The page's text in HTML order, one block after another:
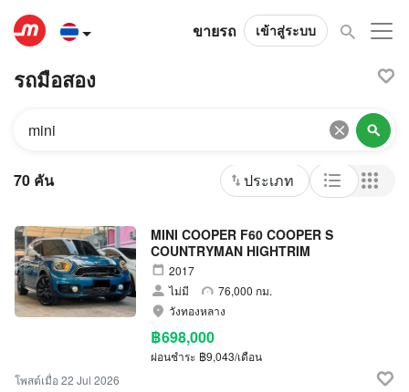
ขายรถ เข้าสู่ระบบ
รถมือสอง
ยี่ห้อและประเภท
70 คัน ประเภท
MINI COOPER F60 COOPER S
COUNTRYMAN HIGHTRIM
2017
ไม่มี
76,000 กม.
฿698,000
ผ่อนชำระ ฿9,043/เดือน
วังทองหลาง
โพสต์เมื่อ 22 Jul 2026